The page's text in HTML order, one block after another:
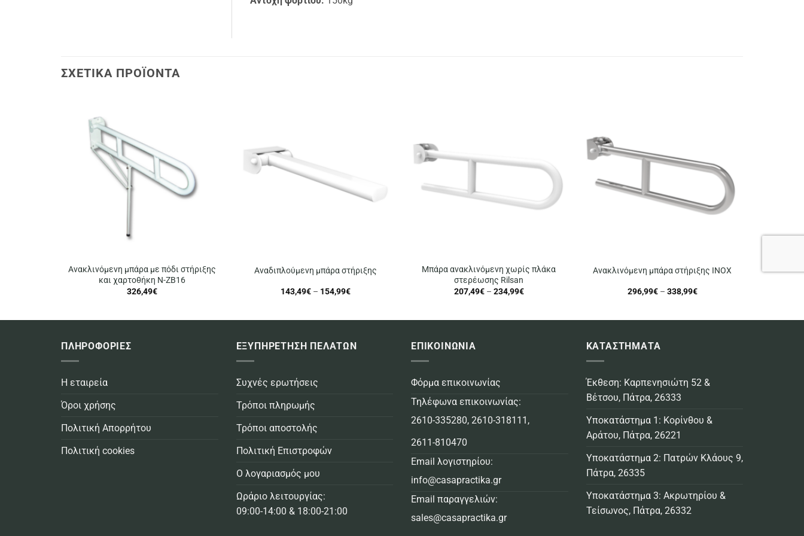
ΣΧΕΤΙΚΆ ΠΡΟΪΌΝΤΑ
Ανακλινόμενη μπάρα με πόδι στήριξης
και χαρτοθήκη N-ZB16
326,49€
Αναδιπλούμενη μπάρα στήριξης
143,49€ – 154,99€Price
Μπάρα ανακλινόμενη χωρίς πλάκα
στερέωσης Rilsan
207,49€ – 234,99€Price
Ανακλινόμενη μπάρα στήριξης ΙΝΟΧ
296,99€ – 338,99€Price
ΠΛΗΡΟΦΟΡΙΕΣ
Η εταιρεία
Όροι χρήσης
Πολιτική Απορρήτου
Πολιτική cookies
ΕΞΥΠΗΡΕΤΗΣΗ ΠΕΛΑΤΩΝ
Συχνές ερωτήσεις
Τρόποι πληρωμής
Τρόποι αποστολής
Πολιτική Επιστροφών
Ο λογαριασμός μου
Ωράριο λειτουργίας:
09:00-14:00 & 18:00-21:00
ΕΠΙΚΟΙΝΩΝΙΑ
Φόρμα επικοινωνίας
Τηλέφωνα επικοινωνίας:
2610-335280, 2610-318111 ,
2611-810470
Email λογιστηρίου:
info@casapractika.gr
Email παραγγελιών:
sales@casapractika.gr
ΚΑΤΑΣΤΗΜΑΤΑ
Έκθεση: Καρπενησιώτη 52 &
Βέτσου, Πάτρα, 26333
Υποκατάστημα 1: Κορίνθου &
Αράτου, Πάτρα, 26221
Υποκατάστημα 2: Πατρών Κλάους 9,
Πάτρα, 26335
Υποκατάστημα 3: Ακρωτηρίου &
Τείσωνος, Πάτρα, 26332